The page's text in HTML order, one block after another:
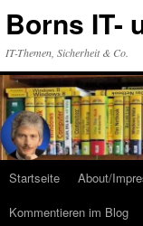
Inhalt
Borns IT-
IT-Themen, Sicherheit & Co.
Startseite About/
Kommentieren im Blog